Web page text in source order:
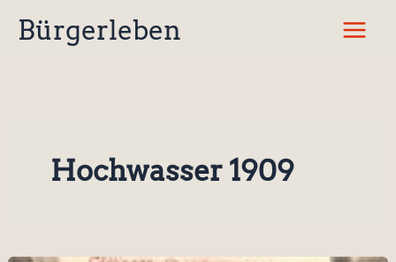
InhaltBürgerleben
Hochwasser 1909